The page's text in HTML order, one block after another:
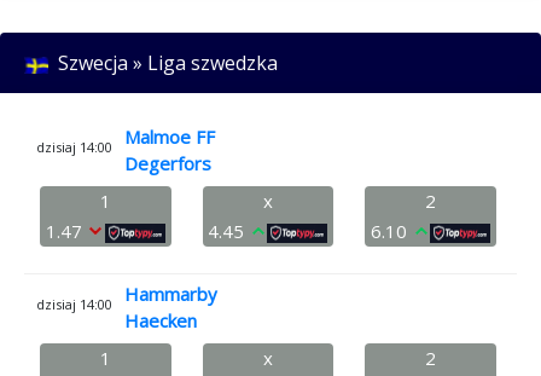
Szwecja » Liga szwedzka
dzisiaj 14:00
Malmoe FF
Degerfors
1
1.47
x
4.45
2
6.10
dzisiaj 14:00
Hammarby
Haecken
1
x 2